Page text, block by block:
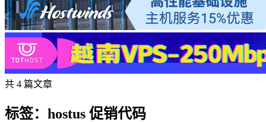
共 4 篇文章
标签：hostus 促销代码